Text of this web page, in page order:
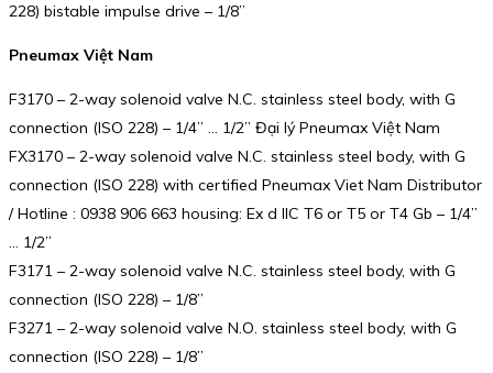
228) bistable impulse drive – 1/8”
Pneumax Việt Nam
F3170 – 2-way solenoid valve N.C. stainless steel body, with G
connection (ISO 228) – 1/4” … 1/2” Đại lý Pneumax Việt Nam
FX3170 – 2-way solenoid valve N.C. stainless steel body, with G
connection (ISO 228) with certified Pneumax Viet Nam Distributor
/ Hotline : 0938 906 663 housing: Ex d IIC T6 or T5 or T4 Gb – 1/4”
… 1/2”
F3171 – 2-way solenoid valve N.C. stainless steel body, with G
connection (ISO 228) – 1/8”
F3271 – 2-way solenoid valve N.O. stainless steel body, with G
connection (ISO 228) – 1/8”